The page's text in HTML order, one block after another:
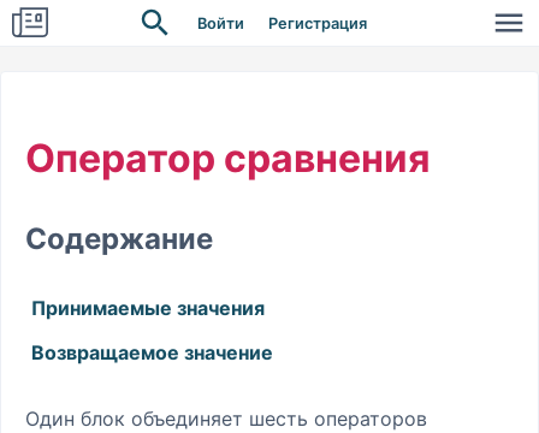
Войти Регистрация
Оператор сравнения
Содержание
Принимаемые значения
Возвращаемое значение
Один блок объединяет шесть операторов